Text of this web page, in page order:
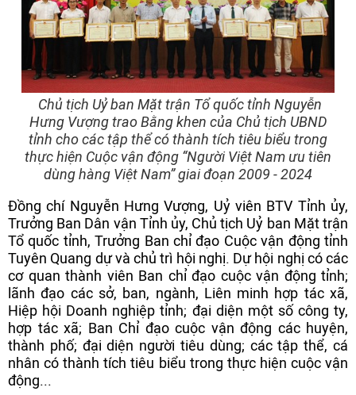
Chủ tịch Uỷ ban Mặt trận Tổ quốc tỉnh Nguyễn
Hưng Vượng trao Bằng khen của Chủ tịch UBND
tỉnh cho các tập thể có thành tích tiêu biểu trong
thực hiện Cuộc vận động “Người Việt Nam ưu tiên
dùng hàng Việt Nam” giai đoạn 2009 - 2024
Đồng chí Nguyễn Hưng Vượng, Uỷ viên BTV Tỉnh ủy,
Trưởng Ban Dân vận Tỉnh ủy, Chủ tịch Uỷ ban Mặt trận
Tổ quốc tỉnh, Trưởng Ban chỉ đạo Cuộc vận động tỉnh
Tuyên Quang dự và chủ trì hội nghị. Dự hội nghị có các
cơ quan thành viên Ban chỉ đạo cuộc vận động tỉnh;
lãnh đạo các sở, ban, ngành, Liên minh hợp tác xã,
Hiệp hội Doanh nghiệp tỉnh; đại diện một số công ty,
hợp tác xã; Ban Chỉ đạo cuộc vận động các huyện,
thành phố; đại diện người tiêu dùng; các tập thể, cá
nhân có thành tích tiêu biểu trong thực hiện cuộc vận
động...